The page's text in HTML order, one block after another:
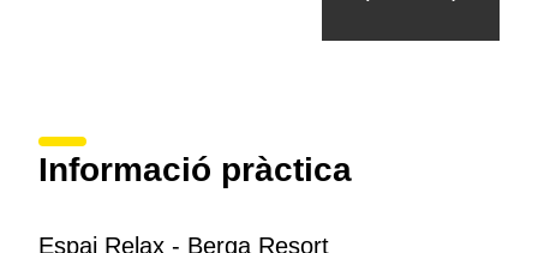
Per menjar, les opcions són un restaurant, un
take
Informació pràctica
Espai Relax - Berga Resort